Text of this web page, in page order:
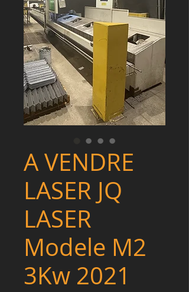
A VENDRE
LASER JQ
LASER
Modele M2
3Kw 2021